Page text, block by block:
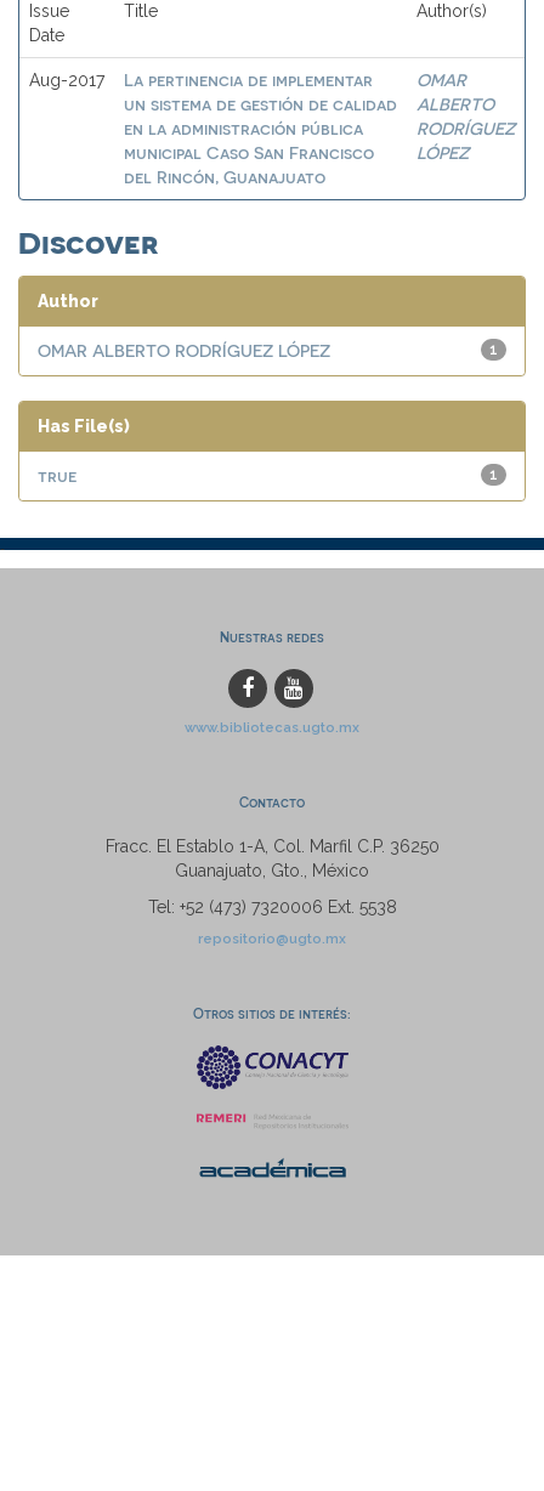
Issue
Date
Title Author(s)
Aug-2017
La pertinencia de implementar
un sistema de gestión de calidad
en la administración pública
municipal Caso San Francisco
del Rincón, Guanajuato
OMAR
ALBERTO
RODRÍGUEZ
LÓPEZ
Discover
Author
1
OMAR ALBERTO RODRÍGUEZ LÓPEZ
Has File(s)
1
true
Nuestras redes
www.bibliotecas.ugto.mx
Contacto
Fracc. El Establo 1-A, Col. Marfil C.P. 36250
Guanajuato, Gto., México
Tel: +52 (473) 7320006 Ext. 5538
repositorio@ugto.mx
Otros sitios de interés: